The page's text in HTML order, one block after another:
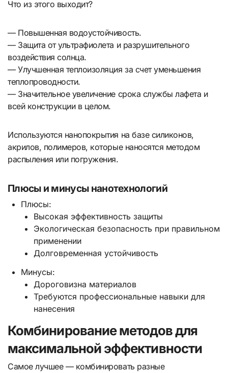
Что из этого выходит?
— Повышенная водоустойчивость.
— Защита от ультрафиолета и разрушительного
воздействия солнца.
— Улучшенная теплоизоляция за счет уменьшения
теплопроводности.
— Значительное увеличение срока службы лафета и
всей конструкции в целом.
Используются нанопокрытия на базе силиконов,
акрилов, полимеров, которые наносятся методом
распыления или погружения.
Плюсы и минусы нанотехнологий
Плюсы:
Высокая эффективность защиты
Экологическая безопасность при правильном
применении
Долговременная устойчивость
Минусы:
Дороговизна материалов
Требуются профессиональные навыки для
нанесения
Комбинирование методов для
максимальной эффективности
Самое лучшее — комбинировать разные